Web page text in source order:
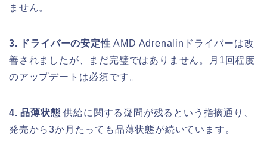
ません。
3. ドライバーの安定性 AMD Adrenalinドライバーは改
善されましたが、まだ完璧ではありません。月1回程度
のアップデートは必須です。
4. 品薄状態 供給に関する疑問が残るという指摘通り、
発売から3か月たっても品薄状態が続いています。